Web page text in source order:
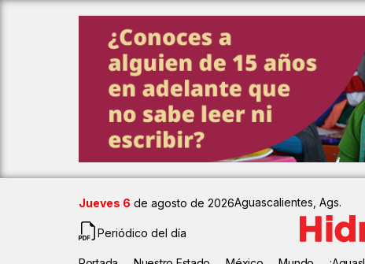
Jueves 6 de agosto de 2026Aguascalientes, Ags.
Periódico del día